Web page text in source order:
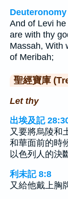
And of Levi
are with thy
Massah, With
of Meribah;
聖經寶庫
Let thy
出埃及記
又要將烏陵和
和華面前的時
以色列人的決
利未記 8:8
又給他戴上胸